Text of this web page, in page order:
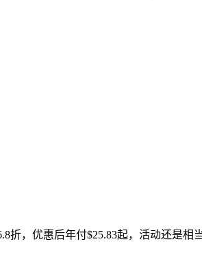
折，优惠后年付$25.83起，活动还是相